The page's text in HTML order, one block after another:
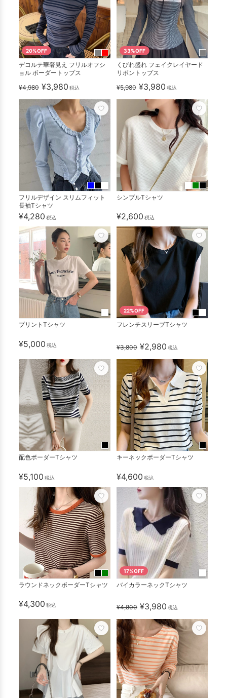
20%OFF
デコルテ華奢見え フリルオフシ
ョル ボーダートップス
¥4,980 ¥3,980 税込
33%OFF
くびれ盛れ フェイクレイヤード
リボントップス
¥5,980 ¥3,980 税込
フリルデザイン スリムフィット
長袖Tシャツ
¥4,280 税込
シンプルTシャツ
¥2,600 税込
プリントTシャツ
¥5,000 税込
22%OFF
フレンチスリーブTシャツ
¥3,800 ¥2,980 税込
配色ボーダーTシャツ
¥5,100 税込
キーネックボーダーTシャツ
¥4,600 税込
ラウンドネックボーダーTシャツ
¥4,300 税込
17%OFF
バイカラーネックTシャツ
¥4,800 ¥3,980 税込